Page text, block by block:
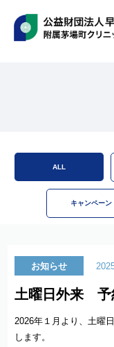
ALL
キャンペーン
お知らせ
土曜日外来 予
2026年１月より、土曜
します。